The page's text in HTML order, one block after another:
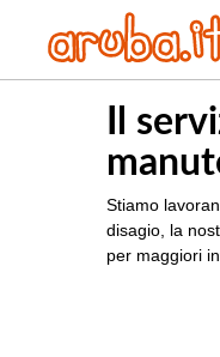
Il
Stiamo
disagio, la
per maggiori